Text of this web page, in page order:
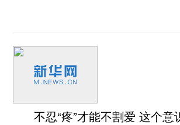
不忍“疼”才能不割爱 这个意